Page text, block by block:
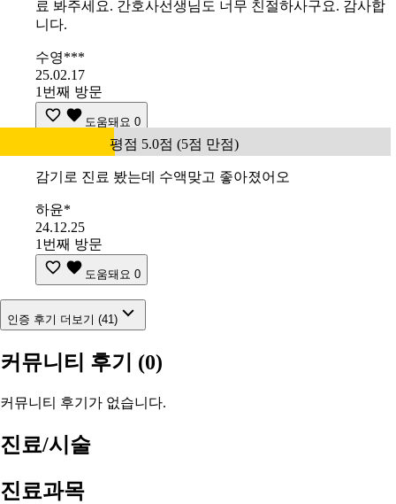
료 봐주세요. 간호사선생님도 너무 친절하사구요. 감사합
니다.
수영***
25.02.17
1번째 방문
도움돼요 0
평점 5.0점 (5점 만점)
감기로 진료 봤는데 수액맞고 좋아졌어오
하윤*
24.12.25
1번째 방문
도움돼요 0
인증 후기 더보기 (41)
커뮤니티 후기 (0)
커뮤니티 후기가 없습니다.
진료/시술
진료과목